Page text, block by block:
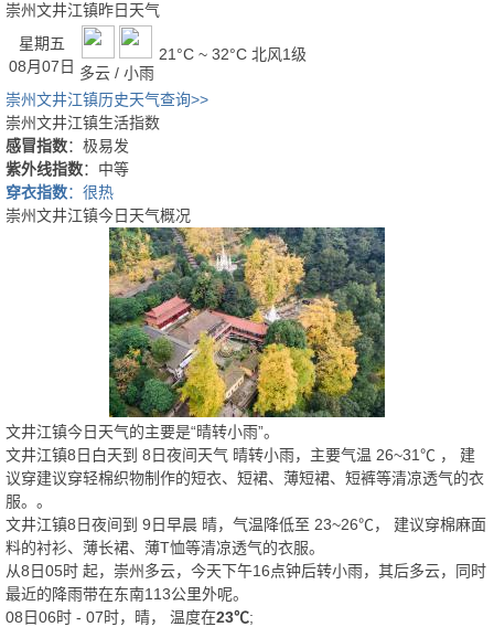
崇州文井江镇昨日天气
星期五
08月07日 多云 / 小雨
21°C ~ 32°C 北风1级
崇州文井江镇历史天气查询>>
崇州文井江镇生活指数
感冒指数：极易发
紫外线指数：中等
穿衣指数：很热
崇州文井江镇今日天气概况
文井江镇今日天气的主要是“晴转小雨”。
文井江镇8日白天到 8日夜间天气 晴转小雨，主要气温 26~31℃ ， 建
议穿建议穿轻棉织物制作的短衣、短裙、薄短裙、短裤等清凉透气的衣
服。 。
文井江镇8日夜间到 9日早晨 晴，气温降低至 23~26℃， 建议穿棉麻面
料的衬衫、薄长裙、薄T恤等清凉透气的衣服。
从8日05时 起，崇州多云，今天下午16点钟后转小雨，其后多云，同时
最近的降雨带在东南113公里外呢。
08日06时 - 07时，晴， 温度在23℃;